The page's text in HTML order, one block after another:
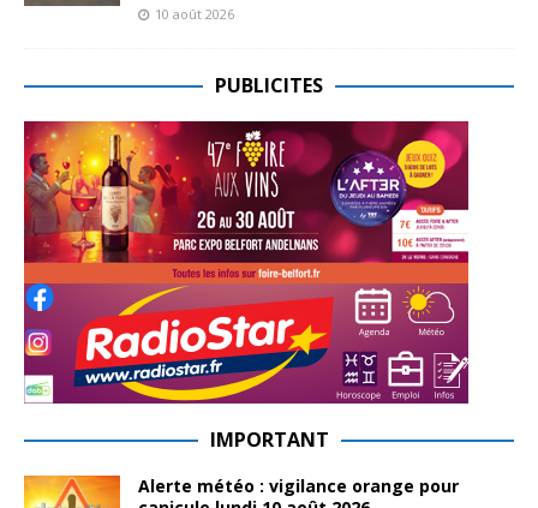
10 août 2026
PUBLICITES
IMPORTANT
Alerte météo : vigilance orange pour